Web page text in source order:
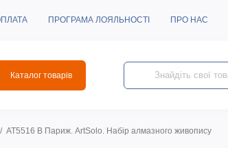
ПРОГРАМА ЛОЯЛЬНОСТІ ПРО НАС
Каталог товарів
AT5516 В Париж. ArtSolo. Набір алмазного живопису